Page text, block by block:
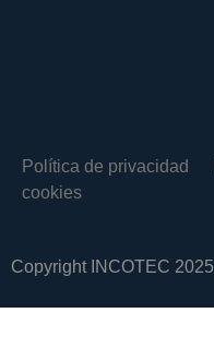
Política de privacidad
cookies
Copyright INCOTEC 2025